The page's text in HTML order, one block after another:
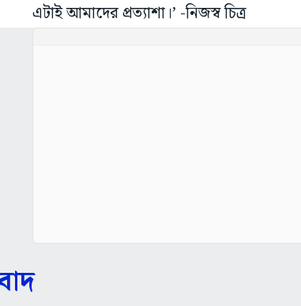
এটাই আমাদের প্রত্যাশা।’ -নিজস্ব চিত্র